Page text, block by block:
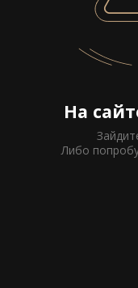
На
Либо